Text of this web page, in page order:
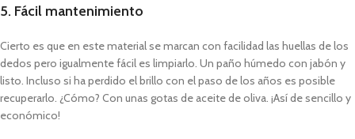
5. Fácil mantenimiento
Cierto es que en este material se marcan con facilidad las huellas de los
dedos pero igualmente fácil es limpiarlo. Un paño húmedo con jabón y
listo. Incluso si ha perdido el brillo con el paso de los años es posible
recuperarlo. ¿Cómo? Con unas gotas de aceite de oliva. ¡Así de sencillo y
económico!